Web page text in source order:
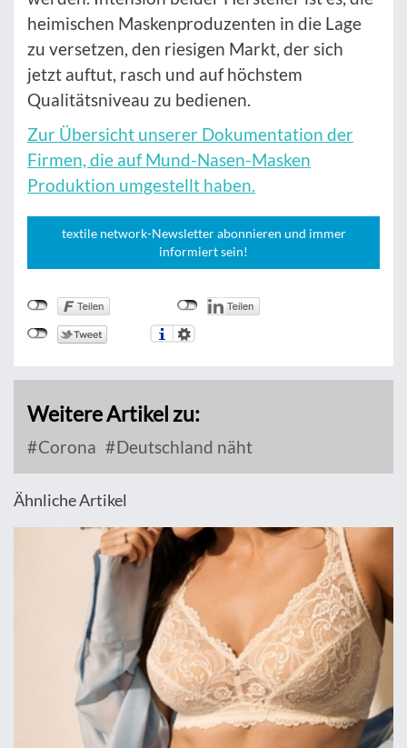
heimischen Maskenproduzenten in die Lage
zu versetzen, den riesigen Markt, der sich
jetzt auftut, rasch und auf höchstem
Qualitätsniveau zu bedienen.
Zur Übersicht unserer Dokumentation der
Firmen, die auf Mund-Nasen-Masken
Produktion umgestellt haben.
textile network-Newsletter abonnieren und immer
informiert sein!
Weitere Artikel zu:
Corona Deutschland näht
Ähnliche Artikel